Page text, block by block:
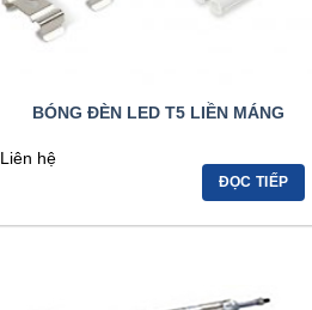
BÓNG ĐÈN LED T5 LIỀN MÁNG
Liên hệ
ĐỌC TIẾP